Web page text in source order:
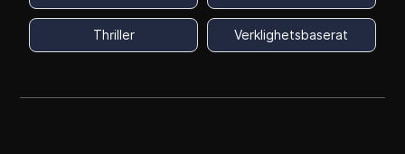
Thriller Verklighetsbaserat